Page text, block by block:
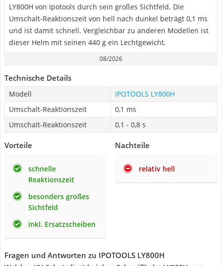
LY800H von Ipotools durch sein großes Sichtfeld. Die
Umschalt-Reaktionszeit von hell nach dunkel beträgt 0,1 ms
und ist damit schnell. Vergleichbar zu anderen Modellen ist
dieser Helm mit seinen 440 g ein Lechtgewicht.
08/2026
Technische Details
Modell
IPOTOOLS LY800H
Umschalt-Reaktionszeit
0,1 ms
Umschalt-Reaktionszeit
0,1 - 0,8 s
Vorteile
schnelle
Reaktionszeit
besonders großes
Sichtfeld
inkl. Ersatzscheiben
Nachteile
relativ hell
Fragen und Antworten zu IPOTOOLS LY800H